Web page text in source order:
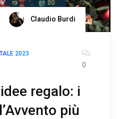
Claudio Burdi
2023
0
regalo: i
più